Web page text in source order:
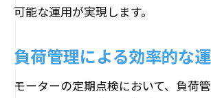
可能な運用が実現します。
負荷管理による効率的な
モーターの定期点検において、負荷